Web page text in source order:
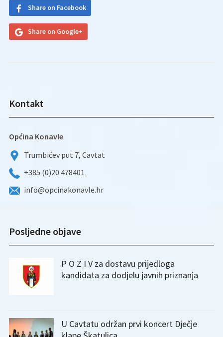
Share on Facebook
Share on Google+
Kontakt
Općina Konavle
Trumbićev put 7, Cavtat
+385 (0)20 478401
info@opcinakonavle.hr
Posljedne objave
P O Z I V za dostavu prijedloga
kandidata za dodjelu javnih priznanja
U Cavtatu održan prvi koncert Dječje